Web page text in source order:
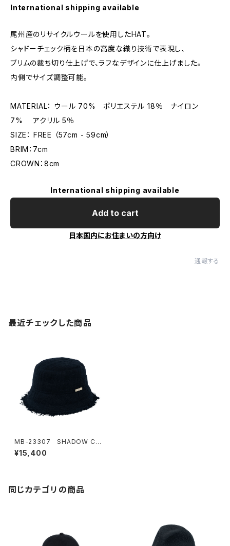
International shipping available
尾州産のリサイクルウールを使用したHAT。
シャドーチェック柄を日本の高度な織り技術で表現し、
ブリムの裁ち切り仕上げで、ラフなデザインに仕上げました。
内側でサイズ調整可能。
MATERIAL： ウール 70% ポリエステル 18％ ナイロン
7% アクリル 5％
SIZE： FREE （57cm - 59cm）
BRIM：7cm
CROWN：8cm
International shipping available
Add to cart
日本国内にお住まいの方向け
通報する
最近チェックした商品
MB-23307 SHADOW CHE
CK HAT
¥15,400
同じカテゴリの商品